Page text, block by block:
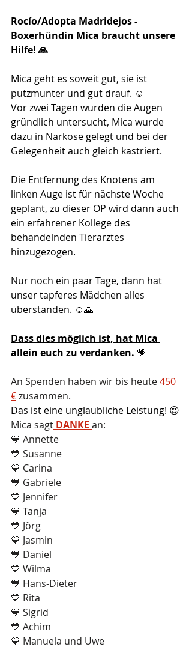
Rocío/Adopta Madridejos -
Boxerhündin Mica braucht unsere
Hilfe! 🙏
Mica geht es soweit gut, sie ist
putzmunter und gut drauf. ☺️
Vor zwei Tagen wurden die Augen
gründlich untersucht, Mica wurde
dazu in Narkose gelegt und bei der
Gelegenheit auch gleich kastriert.
Die Entfernung des Knotens am
linken Auge ist für nächste Woche
geplant, zu dieser OP wird dann auch
ein erfahrener Kollege des
behandelnden Tierarztes
hinzugezogen.
Nur noch ein paar Tage, dann hat
unser tapferes Mädchen alles
überstanden. ☺️🙏
Dass dies möglich ist, hat Mica
allein euch zu verdanken. 💗
An Spenden haben wir bis heute 450
€ zusammen.
Das ist eine unglaubliche Leistung! 😍
Mica sagt DANKE an:
💙 Annette
💙 Susanne
💙 Carina
💙 Gabriele
💙 Jennifer
💙 Tanja
💙 Jörg
💙 Jasmin
💙 Daniel
💙 Wilma
💙 Hans-Dieter
💙 Rita
💙 Sigrid
💙 Achim
💙 Manuela und Uwe